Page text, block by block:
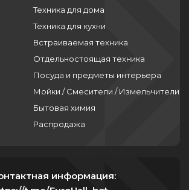
Техника для дома
Техника для кухни
Встраиваемая техника
Отдельностоящая техника
Посуда и предметы интерьера
Мойки / Смесители / Измельчители
Бытовая химия
Распродажа
информация: